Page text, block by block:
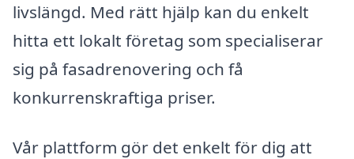
livslängd. Med rätt hjälp kan du enkelt
hitta ett lokalt företag som specialiserar
sig på fasadrenovering och få
konkurrenskraftiga priser.
Vår plattform gör det enkelt för dig att